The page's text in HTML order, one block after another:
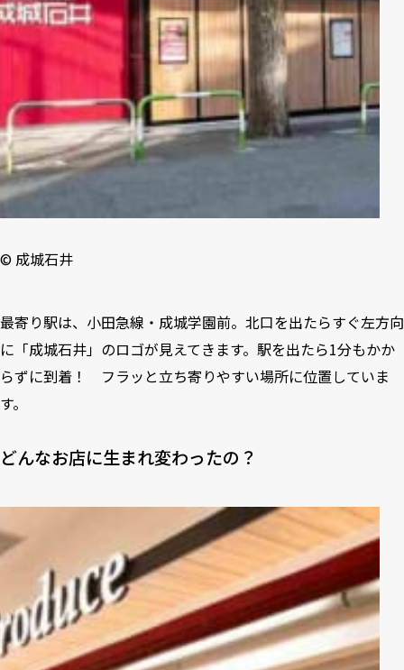
©︎ 成城石井
最寄り駅は、小田急線・成城学園前。北口を出たらすぐ左方向
に「成城石井」のロゴが見えてきます。駅を出たら1分もかか
らずに到着！ フラッと立ち寄りやすい場所に位置していま
す。
どんなお店に生まれ変わったの？